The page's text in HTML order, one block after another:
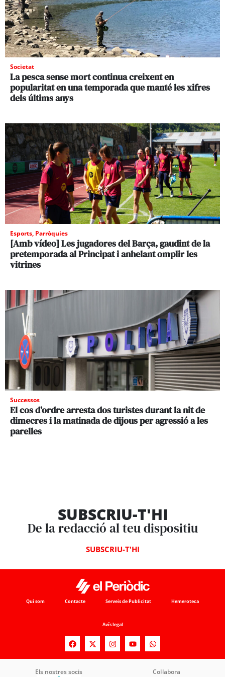
Societat
La pesca sense mort continua creixent en
popularitat en una temporada que manté les xifres
dels últims anys
Esports, Parròquies
[Amb vídeo] Les jugadores del Barça, gaudint de la
pretemporada al Principat i anhelant omplir les
vitrines
Successos
El cos d’ordre arresta dos turistes durant la nit de
dimecres i la matinada de dijous per agressió a les
parelles
SUBSCRIU-T'HI
De la redacció al teu dispositiu
SUBSCRIU-T'HI
Qui som Contacte Serveis de Publicitat Hemeroteca
Avís legal
Els nostres socis Col·labora